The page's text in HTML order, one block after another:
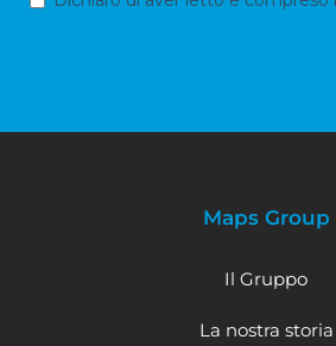
Maps Group
Il Gruppo
La nostra storia